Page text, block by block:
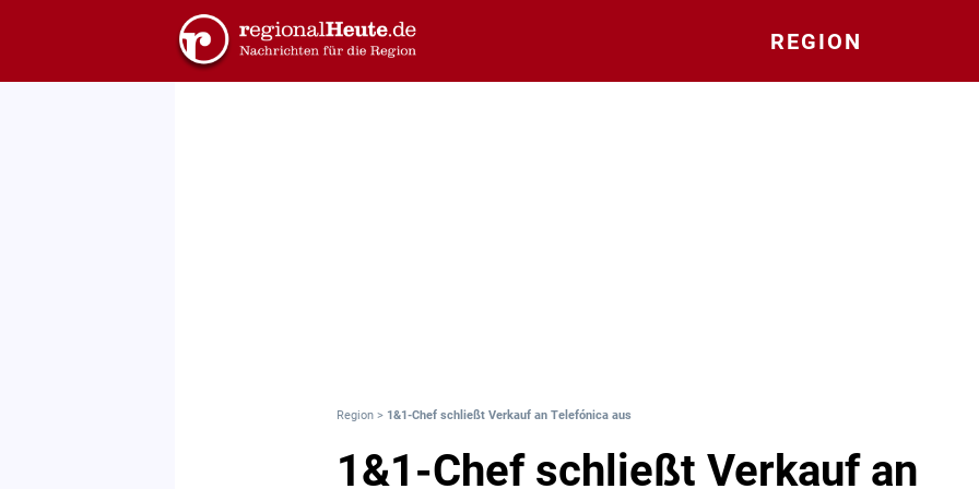
REGION
Region > 1&1-Chef schließt Verkauf an Telefónica aus
1&1-Chef schließt Verkauf an